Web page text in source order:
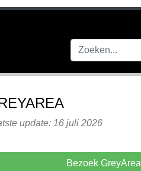
update: 16 juli 2026
Bezoek GreyArea